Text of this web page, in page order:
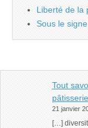
Liberté de la
Sous le
Tout
21 janvier
[…]